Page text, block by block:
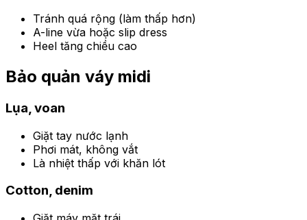
Tránh quá rộng (làm thấp hơn)
A-line vừa hoặc slip dress
Heel tăng chiều cao
Bảo quản váy midi
Lụa, voan
Giặt tay nước lạnh
Phơi mát, không vắt
Là nhiệt thấp với khăn lót
Cotton, denim